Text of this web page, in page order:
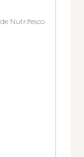
Nutrifesco